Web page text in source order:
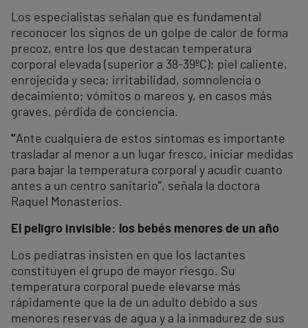
Los especialistas señalan que es fundamental
reconocer los signos de un golpe de calor de forma
precoz, entre los que destacan temperatura
corporal elevada (superior a 38-39ºC); piel caliente,
enrojecida y seca; irritabilidad, somnolencia o
decaimiento; vómitos o mareos y, en casos más
graves, pérdida de conciencia.
“Ante cualquiera de estos síntomas es importante
trasladar al menor a un lugar fresco, iniciar medidas
para bajar la temperatura corporal y acudir cuanto
antes a un centro sanitario”, señala la doctora
Raquel Monasterios.
El peligro invisible: los bebés menores de un año
Los pediatras insisten en que los lactantes
constituyen el grupo de mayor riesgo. Su
temperatura corporal puede elevarse más
rápidamente que la de un adulto debido a sus
menores reservas de agua y a la inmadurez de sus